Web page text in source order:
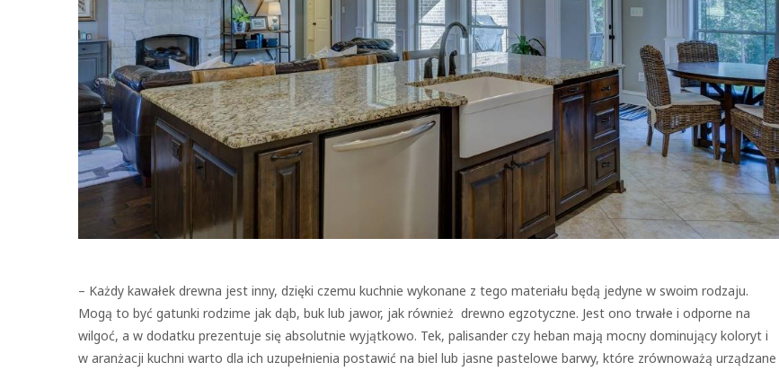
– Każdy kawałek drewna jest inny, dzięki czemu kuchnie wykonane z tego materiału będą jedyne w swoim rodzaju.
Mogą to być gatunki rodzime jak dąb, buk lub jawor, jak również drewno egzotyczne. Jest ono trwałe i odporne na
wilgoć, a w dodatku prezentuje się absolutnie wyjątkowo. Tek, palisander czy heban mają mocny dominujący koloryt i
w aranżacji kuchni warto dla ich uzupełnienia postawić na biel lub jasne pastelowe barwy, które zrównoważą urządzane